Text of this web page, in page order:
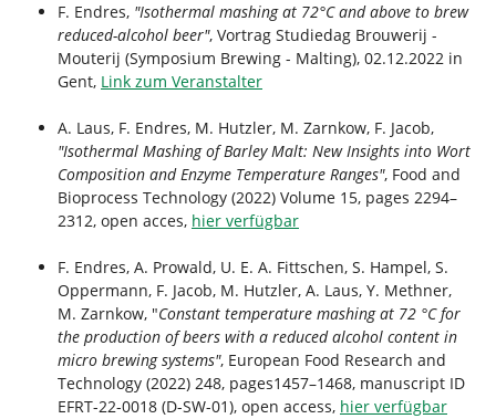
F. Endres, "Isothermal mashing at 72°C and above to brew
reduced-alcohol beer", Vortrag Studiedag Brouwerij -
Mouterij (Symposium Brewing - Malting), 02.12.2022 in
Gent, Link zum Veranstalter
A. Laus, F. Endres, M. Hutzler, M. Zarnkow, F. Jacob,
"Isothermal Mashing of Barley Malt: New Insights into Wort
Composition and Enzyme Temperature Ranges", Food and
Bioprocess Technology (2022) Volume 15, pages 2294–
2312, open acces, hier verfügbar
F. Endres, A. Prowald, U. E. A. Fittschen, S. Hampel, S.
Oppermann, F. Jacob, M. Hutzler, A. Laus, Y. Methner,
M. Zarnkow, "Constant temperature mashing at 72 °C for
the production of beers with a reduced alcohol content in
micro brewing systems", European Food Research and
Technology (2022) 248, pages1457–1468, manuscript ID
EFRT-22-0018 (D-SW-01), open access, hier verfügbar